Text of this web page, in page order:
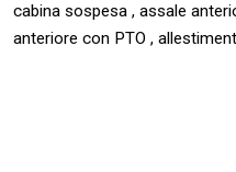
cabina sospesa , assale
anteriore con PTO ,